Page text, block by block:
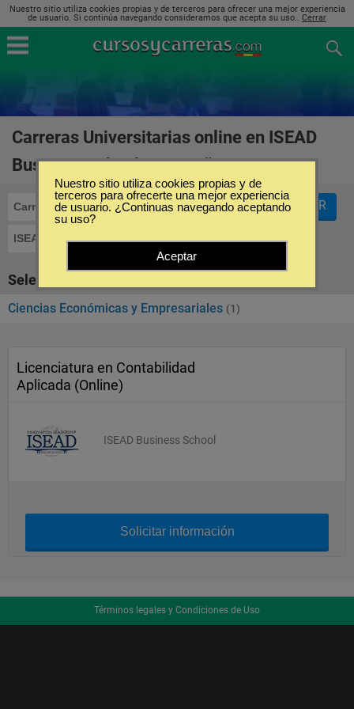
Nuestro sitio utiliza cookies propias y de terceros para ofrecer una mejor experiencia
de usuario. Si continúa navegando consideramos que acepta su uso.. Cerrar
Carreras Universitarias online en ISEAD
Business School en España
Carreras Universitarias Online
ISEAD Business School
FILTRAR
Seleccione la categoría
Ciencias Económicas y Empresariales (1)
Licenciatura en Contabilidad
Aplicada (Online)
ISEAD Business School
Solicitar información
Términos legales y Condiciones de Uso
Nuestro sitio utiliza cookies propias y de
terceros para ofrecerte una mejor experiencia
de usuario. ¿Continuas navegando aceptando
su uso?
Aceptar